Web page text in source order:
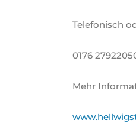
Telefonisch
0176
Mehr